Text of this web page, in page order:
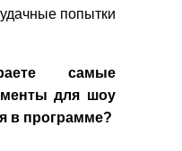
попытки
самые
для шоу
в программе?